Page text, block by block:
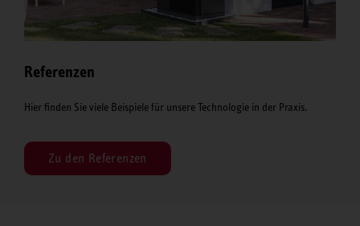
Referenzen
Hier finden Sie viele Beispiele für unsere Technologie in der Praxis.
Zu den Referenzen